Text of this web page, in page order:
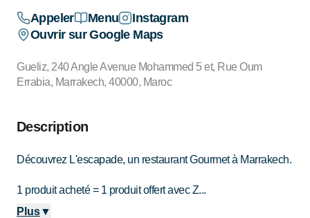
Appeler Menu
Instagram
Ouvrir sur Google Maps
Gueliz, 240 Angle Avenue Mohammed 5 et, Rue Oum
Errabia, Marrakech, 40000, Maroc
Description
Découvrez L'escapade, un restaurant Gourmet à Marrakech.
1 produit acheté = 1 produit offert avec Z...
Plus▼